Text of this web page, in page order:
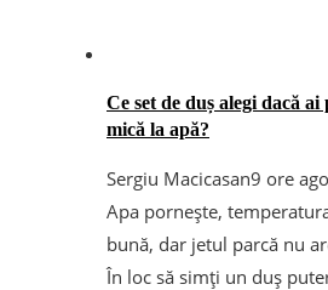
Ce set de duș alegi dacă ai
mică la apă?
Sergiu Macicasan9 ore ago
Apa pornește,
bună, dar jetul parcă nu
În loc să simți un duș